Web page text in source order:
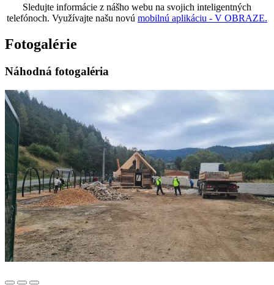
Sledujte informácie z nášho webu na svojich inteligentných
telefónoch. Využívajte našu novú mobilnú aplikáciu - V OBRAZE.
Fotogalérie
Náhodná fotogaléria